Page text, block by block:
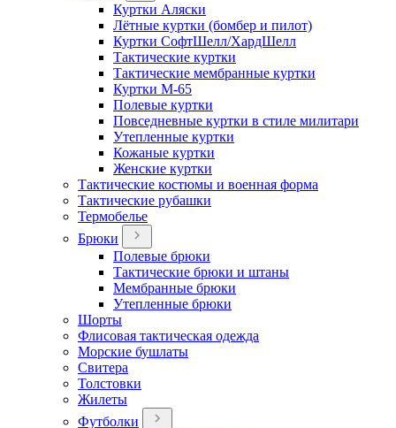
Куртки Аляски
Лётные куртки (бомбер и пилот)
Куртки СофтШелл/ХардШелл
Тактические куртки
Тактические мембранные куртки
Куртки М-65
Полевые куртки
Повседневные куртки в стиле милитари
Утепленные куртки
Кожаные куртки
Женские куртки
Тактические костюмы и военная форма
Тактические рубашки
Термобелье
Брюки
Полевые брюки
Тактические брюки и штаны
Мембранные брюки
Утепленные брюки
Шорты
Флисовая тактическая одежда
Морские бушлаты
Свитера
Толстовки
Жилеты
Футболки